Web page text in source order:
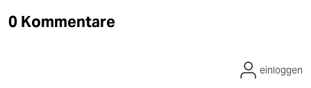
0 Kommentare
einloggen